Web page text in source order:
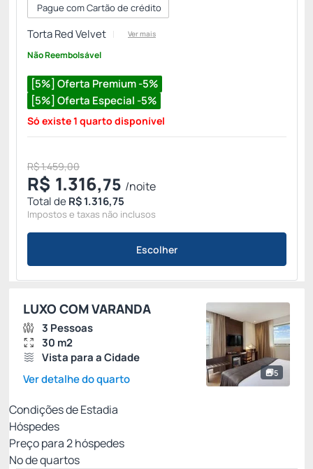
Pague com Cartão de crédito
[5%] Oferta Premium -5%
[5%] Oferta Especial -5%
Torta Red Velvet Ver mais
Não Reembolsável
Só existe 1 quarto disponível
R$ 1.459,00
R$ 1.316,75 /noite
Total deR$ 1.316,75
Impostos e taxas não inclusos
Escolher
5
LUXO COM VARANDA
3 Pessoas
30 m2
Vista para a Cidade
Ver detalhe do quarto
Condições de Estadia
Hóspedes
Preço para2hóspedes
Nº de quartos